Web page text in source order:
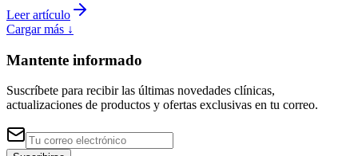
Leer artículo
Cargar más ↓
Mantente informado
Suscríbete para recibir las últimas novedades clínicas,
actualizaciones de productos y ofertas exclusivas en tu correo.